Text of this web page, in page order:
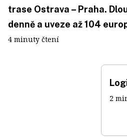
trase Ostrava – Praha.
denně a uveze až 104
4 minuty čtení
2